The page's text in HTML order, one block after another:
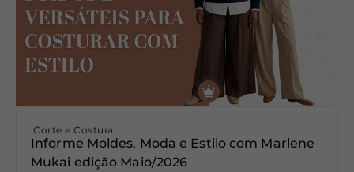
Corte e Costura
Informe Moldes, Moda e Estilo com Marlene
Mukai edição Maio/2026